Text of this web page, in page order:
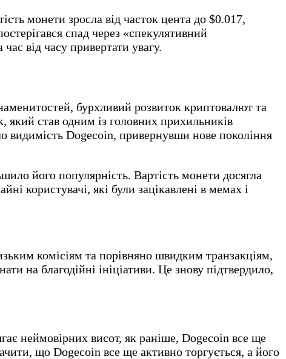
монети зросла від часток цента до $0.017,
спад через «спекулятивний
від часу привертати увагу.
бурхливий розвиток криптовалют та
який став одним із головних прихильників
видимість Dogecoin, привернувши нове покоління
його популярність. Вартість монети досягла
користувачі, які були зацікавлені в мемах і
комісіям та порівняно швидким транзакціям,
на благодійні ініціативи. Це знову підтвердило,
неймовірних висот, як раніше, Dogecoin все ще
що Dogecoin все ще активно торгується, а його